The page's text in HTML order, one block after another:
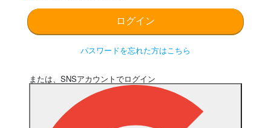
パスワードを忘れた方はこちら
または、SNSアカウントでログイン